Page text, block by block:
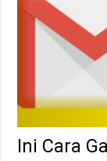
Ini Cara